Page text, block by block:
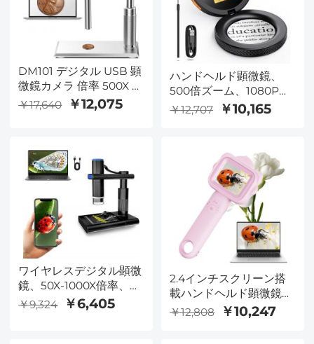
DM101 デジタル USB 顕
微鏡カメラ 倍率 500X コ
イン全体を表示可能 写
真/ビデオ対応 検査内視
￥17,640 ￥12,075
ハンドヘルド顕微鏡、
500倍ズーム、1080P動
画、PC接続、大型5倍拡
￥12,707 ￥10,165
ワイヤレスデジタル顕微
鏡、50X-1000X倍率、
WiFiポータブルハンドヘ
ルド顕微鏡、調整可能な
￥9,324 ￥6,405
2.4インチスクリーン搭
載ハンドヘルド顕微鏡、
500倍ズーム、1080P写
真・動画撮影可能、3～
￥12,808 ￥10,247